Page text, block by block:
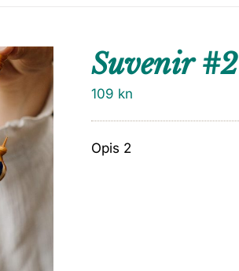
Suvenir #2
109 kn
Opis 2